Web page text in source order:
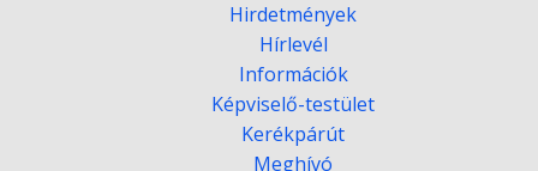
Hirdetmények
Hírlevél
Információk
Képviselő-testület
Kerékpárút
Meghívó